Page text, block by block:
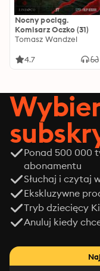
Nocny pociąg.
Komisarz Oczko (31)
Tomasz Wandzel
4.7
Ponad 500 000
abonamentu
Słuchaj i czytaj
Ekskluzywne
Tryb dziecięcy
Anuluj kiedy